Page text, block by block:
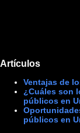
Artículos
Ventajas de
¿Cuáles son
públicos en
públicos en